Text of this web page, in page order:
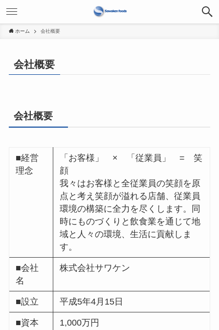
ホーム 会社概要
会社概要
会社概要
■経営
理念
「お客様」 × 「従業員」 = 笑
顔
我々はお客様と全従業員の笑顔を原
点と考え笑顔が溢れる店舗、従業員
環境の構築に全力を尽くします。同
時にものづくりと飲食業を通じて地
域と人々の環境、生活に貢献しま
す。
■会社
名
株式会社サワケン
■設立 平成5年4月15日
■資本
1,000万円